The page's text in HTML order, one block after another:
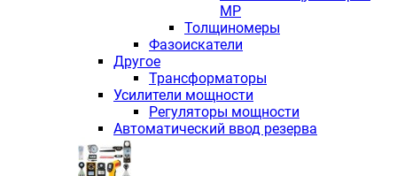
МР
Толщиномеры
Фазоискатели
Другое
Трансформаторы
Усилители мощности
Регуляторы мощности
Автоматический ввод резерва